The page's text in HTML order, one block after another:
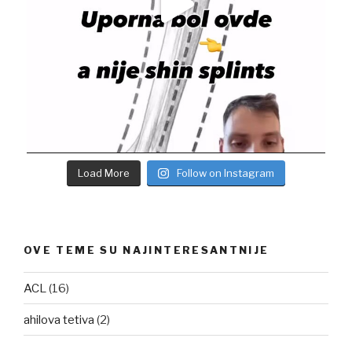
Load More Follow on Instagram
OVE TEME SU NAJINTERESANTNIJE
ACL(16)
ahilova tetiva (2)